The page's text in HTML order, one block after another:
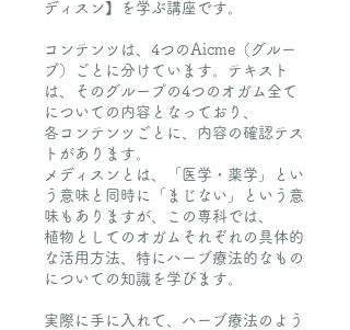
ディスン】を学ぶ講座です。
コンテンツは、4つのAicme（グルー
プ）ごとに分けています。テキスト
は、そのグループの4つのオガム全て
についての内容となっており、
各コンテンツごとに、内容の確認テス
トがあります。
メディスンとは、「医学・薬学」とい
う意味と同時に「まじない」という意
味もありますが、この専科では、
植物としてのオガムそれぞれの具体的
な活用方法、特にハーブ療法的なもの
についての知識を学びます。
実際に手に入れて、ハーブ療法のよう